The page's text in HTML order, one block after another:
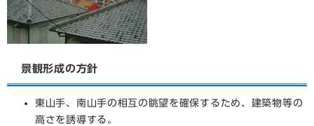
景観形成の方針
東山手、南山手の相互の眺望を確保するため、建築物等の
高さを誘導する。